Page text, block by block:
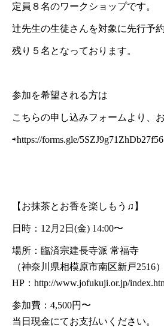
定員８名のワークショップです。
辻先生の生徒さんを対象に先行予
残り５名となっております。
参加を希望される方は
こちらの申し込みフォームより、
⇨https://forms.gle/5SZJ9g71ZhDb27f56
【お抹茶とお香を楽しもう♫】
日時：12月2日(金) 14:00〜
場所：臨済宗建長寺派 常福寺
（神奈川県相模原市南区新戸2516）
HP： http://www.jofukuji.or.jp/
参加費：4,500円〜
当日現金にてお支払いください。